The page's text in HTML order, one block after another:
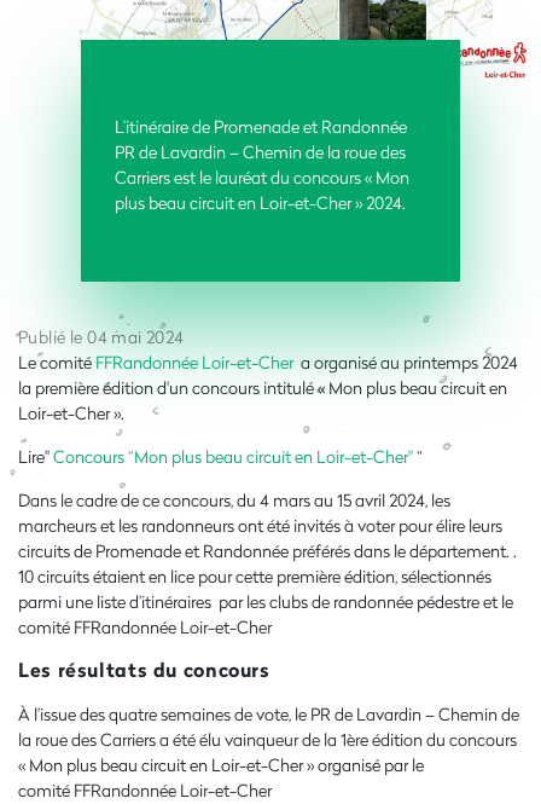
L’itinéraire de Promenade et Randonnée
PR de Lavardin – Chemin de la roue des
Carriers est le lauréat du concours « Mon
plus beau circuit en Loir-et-Cher » 2024.
Publié le 04 mai 2024
Le comité FFRandonnée Loir-et-Chera organisé au printemps 2024
la première édition d'un concours intitulé « Mon plus beau circuit en
Loir-et-Cher ».
Lire"Concours “Mon plus beau circuit en Loir-et-Cher"“
Dans le cadre de ce concours, du 4 mars au 15 avril 2024, les
marcheurs et les randonneurs ont été invités à voter pour élire leurs
circuits de Promenade et Randonnée préférés dans le département. .
10 circuits étaient en lice pour cette première édition, sélectionnés
parmi une liste d’itinéraires par les clubs de randonnée pédestre et le
comité FFRandonnée Loir-et-Cher
Les résultats du concours
À l’issue des quatre semaines de vote, le PR de Lavardin – Chemin de
la roue des Carriers a été élu vainqueur de la 1ère édition du concours
« Mon plus beau circuit en Loir-et-Cher » organisé par le
comité FFRandonnée Loir-et-Cher